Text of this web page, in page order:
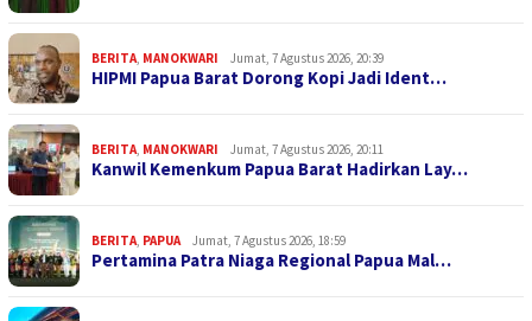
BERITA, MANOKWARI Jumat, 7 Agustus 2026, 20:39
HIPMI Papua Barat Dorong Kopi Jadi Ident…
BERITA, MANOKWARI Jumat, 7 Agustus 2026, 20:11
Kanwil Kemenkum Papua Barat Hadirkan Lay…
BERITA, PAPUA Jumat, 7 Agustus 2026, 18:59
Pertamina Patra Niaga Regional Papua Mal…